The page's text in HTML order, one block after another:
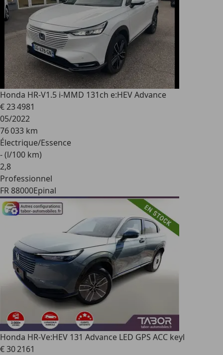
Honda HR-V1.5 i-MMD 131ch e:HEV Advance
€ 23 4981
05/2022
76 033 km
Électrique/Essence
- (l/100 km)
2,8
Professionnel
FR 88000Epinal
Honda HR-Ve:HEV 131 Advance LED GPS ACC keyl
€ 30 2161